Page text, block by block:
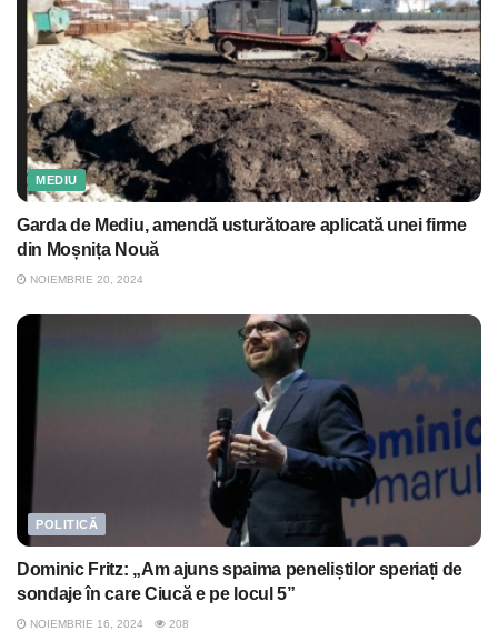
MEDIU
Garda de Mediu, amendă usturătoare aplicată unei firme
din Moșnița Nouă
NOIEMBRIE 20, 2024
POLITICĂ
Dominic Fritz: „Am ajuns spaima peneliștilor speriați de
sondaje în care Ciucă e pe locul 5”
NOIEMBRIE 16, 2024 208